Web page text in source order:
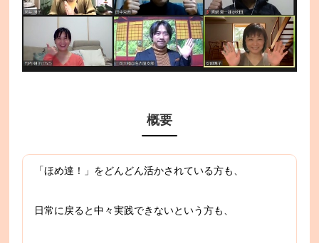
概要
「ほめ達！」をどんどん活かされている方も、
日常に戻ると中々実践できないという方も、